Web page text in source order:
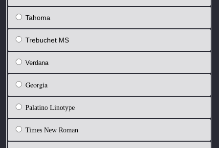
Tahoma
Trebuchet MS
Verdana
Georgia
Palatino Linotype
Times New Roman